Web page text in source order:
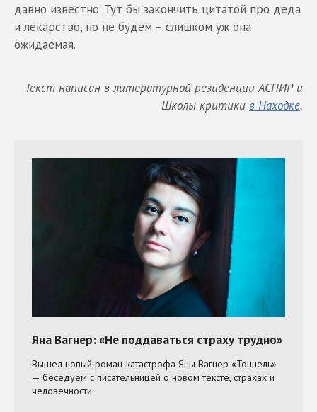
давно известно. Тут бы закончить цитатой про деда
и лекарство, но не будем – слишком уж она
ожидаемая.
Текст написан в литературной резиденции АСПИР и
Школы критики в Находке.